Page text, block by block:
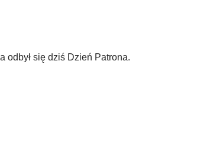
odbył się dziś Dzień Patrona.